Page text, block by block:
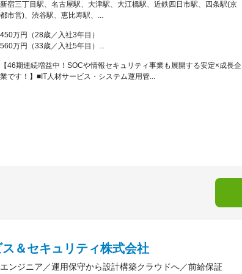
新宿三丁目駅、名古屋駅、大津駅、大江橋駅、近鉄四日市駅、四条駅(京
都市営)、渋谷駅、恵比寿駅、...
450万円（28歳／入社3年目）
560万円（33歳／入社5年目）...
【46期連続増益中！SOCや情報セキュリティ事業も展開する安定×成長企
業です！】■IT人材サービス・システム運用管...
＆セキュリティ株式会社
ンジニア／運用保守から設計構築クラウドへ／前給保証